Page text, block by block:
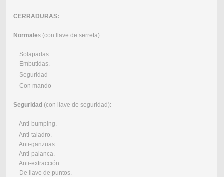
CERRADURAS:
Normales (con llave de serreta):
Solapadas.
Embutidas.
Seguridad
Con mando
Seguridad(con llave de seguridad):
Anti-bumping.
Anti-taladro.
Anti-ganzuas.
Anti-palanca.
Anti-extracción.
De llave de puntos.